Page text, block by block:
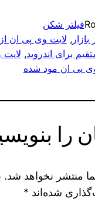
Roفیلتر شکن
, لایت وی پی ان
برای اندروید,
پی ان مود شده
را
منتشر نخواهد شد.
شده‌اند *